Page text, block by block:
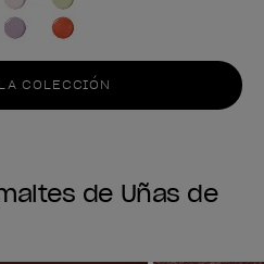
COLECCIÓN
de Uñas de